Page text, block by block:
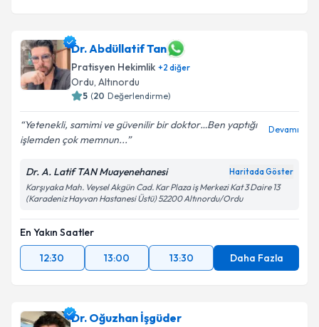
Dr. Abdüllatif Tan
Pratisyen Hekimlik +2 diğer
Ordu, Altınordu
5 (20 Değerlendirme)
Yetenekli, samimi ve güvenilir bir doktor…Ben yaptığı
işlemden çok memnun...
Devamı
Dr. A. Latif TAN Muayenehanesi Haritada Göster
Karşıyaka Mah. Veysel Akgün Cad. Kar Plaza iş Merkezi Kat 3 Daire 13
(Karadeniz Hayvan Hastanesi Üstü) 52200 Altınordu/Ordu
En Yakın Saatler
12:30
13:00 13:30 Daha Fazla
Dr. Oğuzhan İşgüder